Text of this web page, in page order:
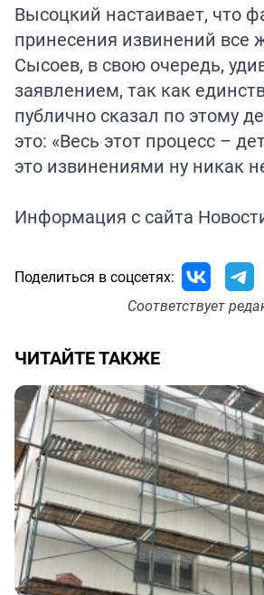
Высоцкий настаивает, что
принесения извинений все
Сысоев, в свою очередь,
заявлением, так как
публично сказал по этому
это: «Весь этот процесс –
это извинениями ну никак
Информация с сайта
Поделиться в соцсетях:
Соответствует
ЧИТАЙТЕ ТАКЖЕ